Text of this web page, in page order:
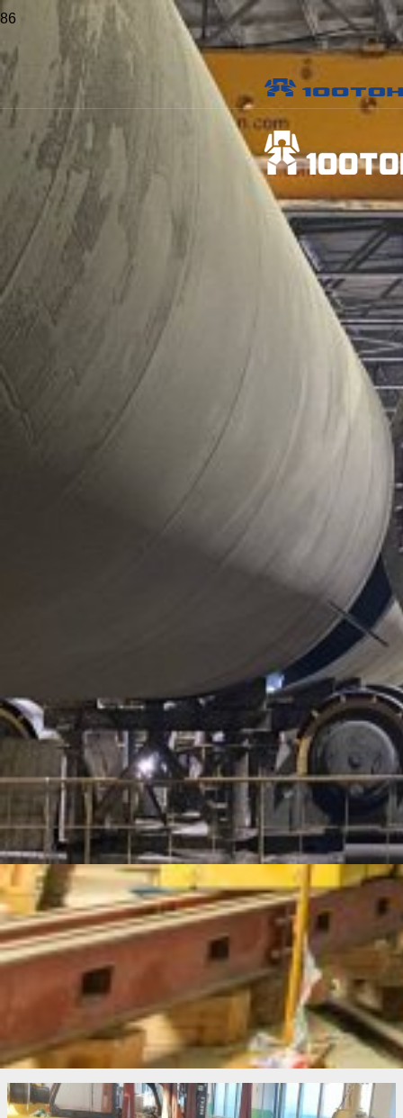
Проекты Монтаж пресса в Воронежской области
Монтаж пресса в
Воронежской области
Местоположение:
Воронежская область
Опубликовано:
Виды работ:
Монтаж оборудования
Машиностроение
установили в проектное положение и провели
Особенности проекта
Части пресса перевозили на такелажных тележках. С
помощью гидравлического портала выполняли
кантование, позиционирование на фундамент и сборку.
На работы потребовалось около пяти дней.